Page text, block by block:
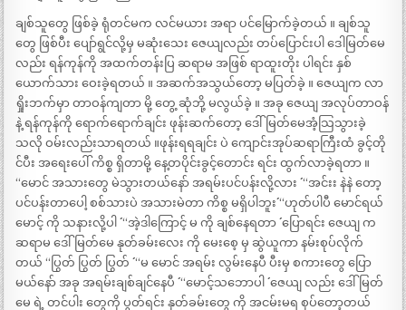
ချစ်သူတွေ ဖြစ်ခဲ့ ရုံတင်မက လင်မယား အရာ ပင်မြောက်ခဲ့တယ် ။ ချစ်သူ
တွေ ဖြစ်ပီး ပျော်ရွင်လို့မှ မဆုံးသေး ဇေယျလည်း တပ်ပြောင်းပါ ဒေါမြတ်မေ
လည်း ရန်ကုန်ကို အထက်တန်းပြ ဆရာမ အဖြစ် ရာထူးတိုး ပါရင်း နှစ်
ယောက်သား ဝေးခဲ့ရတယ် ။ အဆက်အသွယ်တော့ မပြတ်ခဲ့ ။ ဇေယျက လာ
ရှိုးဘက်မှာ တာဝန်ကျတာ မို့ တွေ့ ဆုံဘို့ မလွယ်ခဲ့ ။ အခု ဇေယျ အလုပ်တာဝန်
နဲ့ ရန်ကုန်ကို ရောက်ရောက်ချင်း ဖုန်းဆက်တော့ ဒေါ်မြတ်မေအံ့သြသွားခဲ့
သလို ဝမ်းလည်းသာရတယ် ။ဖုန်းရရချင်း ပဲ ကျောင်းအုပ်ဆရာကြီးထံ ခွင့်တို
င်ပီး အရေးပေါ် ကိစ္စ ရှိတာမို့ နေ့တပိုင်းခွင့်တောင်း ရင်း ထွက်လာခဲ့ရတာ ။
“မောင် အသားတွေ မဲသွားတယ်နော် အရမ်းပင်ပန်းလို့လား ´´ “အင်းး နဲနဲ တော့
ပင်ပန်းတာပေါ့ စစ်သားပဲ အသားမဲတာ ကိစ္စ မရှိပါဘူး´´ “ဟုတ်ပါပီ မောင်ရယ်
မောင့် ကို သနားလို့ပါ ´´ “အဲ့ဒါကြောင့် မ ကို ချစ်နေရတာ ´´ ပြောရင်း ဇေယျ က
ဆရာမ ဒေါ်မြတ်မေ နုတ်ခမ်းလေး ကို မေးစေ့ မှ ဆွဲယူကာ နမ်းစုပ်လိုက်
တယ် “ပြွတ် ပြွတ် ပြွတ် ´´ “မ မောင် အရမ်း လွမ်းနေပီ ပီးမှ စကားတွေ ပြော
မယ်နော် အခု အရမ်းချစ်ချင်နေပီ ´´ “မောင့်သဘောပါ ´´ ဇေယျ လည်း ဒေါ်မြတ်
မေ ရဲ့ တင်ပါး တွေကို ပွတ်ရင်း နုတ်ခမ်းတွေ ကို အငမ်းမရ စုပ်တော့တယ်